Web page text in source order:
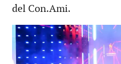
del Con.Ami.